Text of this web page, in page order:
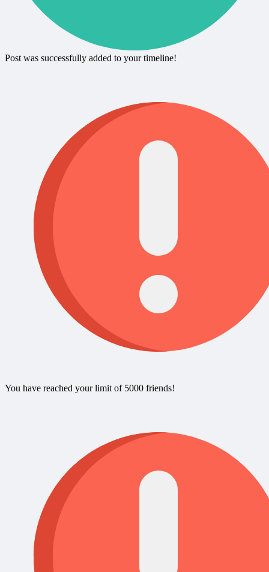
Post was successfully added to your timeline!
You have reached your limit of 5000 friends!